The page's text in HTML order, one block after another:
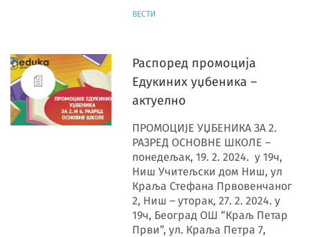
ВЕСТИ
Распоред промоција
Едукиних уџбеника –
актуелно
ПРОМОЦИЈЕ УЏБЕНИКА ЗА 2.
РАЗРЕД ОСНОВНЕ ШКОЛЕ –
понедељак, 19. 2. 2024. у 19ч,
Ниш Учитељски дом Ниш, ул
Краља Стефана Првовенчаног
2, Ниш – уторак, 27. 2. 2024. у
19ч, Београд ОШ “Краљ Петар
Први”, ул. Краља Петра 7,